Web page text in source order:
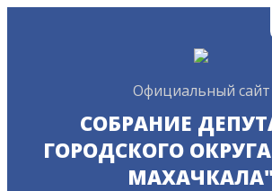
Официальный сайт
СОБРАНИЕ
ГОРОДСКОГО